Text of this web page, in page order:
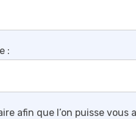
:
afin que l’on puisse vous